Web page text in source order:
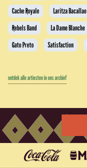
Cache Royale
Laritza Bacallao
Rebels Band
La Dame Blanche
Gato Preto
Satisfaction
ontdek alle artiesten in ons archief